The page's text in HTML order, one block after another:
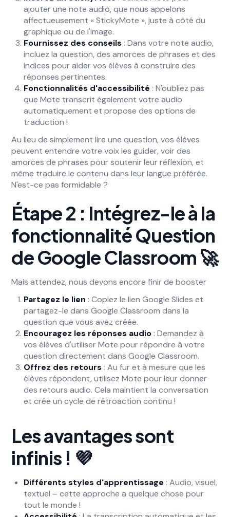
ajouter une note audio, que nous appelons
affectueusement « StickyMote », juste à côté du
graphique ou de l'image.
Fournissez des conseils : Dans votre note audio,
incluez la question, des amorces de phrases et des
indices pour aider vos élèves à construire des
réponses pertinentes.
Fonctionnalités d'accessibilité : N'oubliez pas
que Mote transcrit également votre audio
automatiquement et propose des options de
traduction !
Au lieu de simplement lire une question, vos élèves
peuvent entendre votre voix les guider, voir des
amorces de phrases pour soutenir leur réflexion, et
même traduire le contenu dans leur langue préférée.
N'est-ce pas formidable ?
Étape 2 : Intégrez-le à la
fonctionnalité Question
de Google Classroom 🚀
Mais attendez, nous devons encore finir de booster
Partagez le lien : Copiez le lien Google Slides et
partagez-le dans Google Classroom dans la
question que vous avez créée.
Encouragez les réponses audio : Demandez à
vos élèves d'utiliser Mote pour répondre à votre
question directement dans Google Classroom.
Offrez des retours : Au fur et à mesure que les
élèves répondent, utilisez Mote pour leur donner
des retours audio. Cela maintient la conversation
et crée un cycle de rétroaction continu !
Les avantages sont
infinis ! 💜
Différents styles d'apprentissage : Audio, visuel,
textuel – cette approche a quelque chose pour
tout le monde !